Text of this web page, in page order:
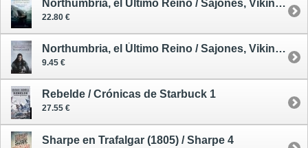
Northumbria, el Último Reino / Sajones, Vikingos y Normandos 1 - tapa dura
22.80 €
Northumbria, el Último Reino / Sajones, Vikingos y Normandos 1 - tapa blanda
9.45 €
Rebelde / Crónicas de Starbuck 1
27.55 €
Sharpe en Trafalgar (1805) / Sharpe 4